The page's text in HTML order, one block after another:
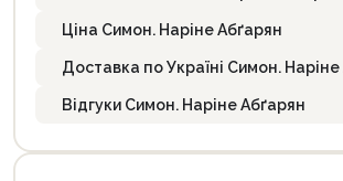
Ціна Симон. Наріне Абґарян
Доставка по Україні Симон.
Відгуки Симон. Наріне Абґарян